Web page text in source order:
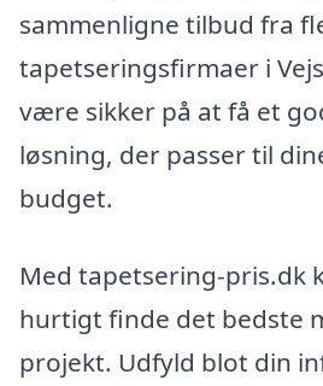
sammenligne tilbud fra
tapetseringsfirmaer i
være sikker på at få et
løsning, der passer til
budget.
Med tapetsering-pris.dk
hurtigt finde det bedste
projekt. Udfyld blot din